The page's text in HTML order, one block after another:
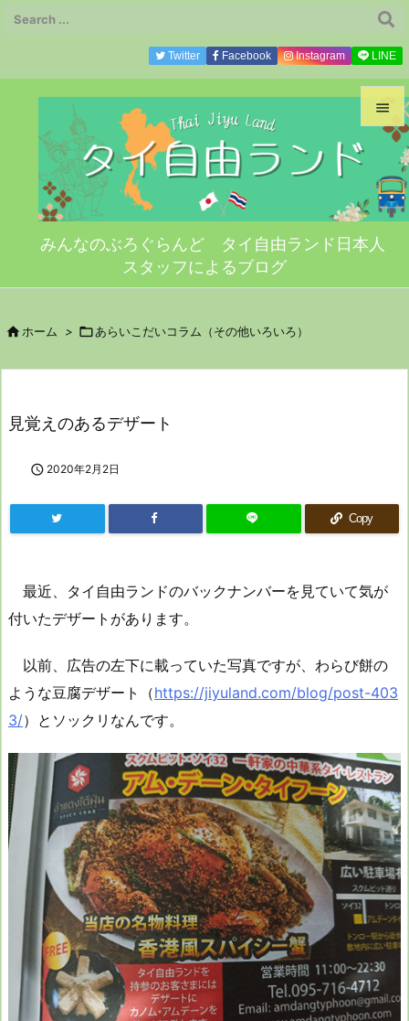
みんなのぶろぐらんど タイ自由ランド日本人
スタッフによるブログ


メニ

サイ


Twitter Facebook Instagram LINE
ホーム > あらいこだいコラム（その他いろいろ）
見覚えのあるデザート
 2020年2月2日
Copy
最近、タイ自由ランドのバックナンバーを見ていて気が
付いたデザートがあります。
以前、広告の左下に載っていた写真ですが、わらび餅の
ような豆腐デザート（https://jiyuland.com/blog/post-403
3/）とソックリなんです。